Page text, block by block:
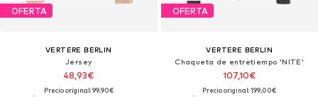
OFERTA
VERTERE BERLIN
Jersey
48,93€
Precio original: 99,90€
OFERTA
VERTERE BERLIN
Chaqueta de entretiempo 'NITE'
107,10€
Precio original: 199,00€